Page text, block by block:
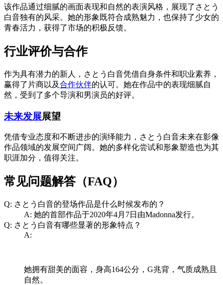
该作品通过细腻的画面表现和自然的表演风格，展现了さとう
白音独有的风采。她的形象既符合成熟魅力，也保持了少女的
青春活力，获得了市场的积极反馈。
行业评价与合作
作为具有潜力的新人，さとう白音凭借自身条件和职业素养，
赢得了片商以及合作伙伴的认可。她在作品中的表现细腻自
然，受到了多个导演和男演员的好评。
未来发展展望
凭借专业态度和不断进步的演绎能力，さとう白音未来在影像
作品领域的发展空间广阔。她的多样化尝试和形象塑造也为其
职涯加分，值得关注。
常见问题解答（FAQ）
Q: さとう白音的登场作品是什么时候发布的？
A: 她的首部作品于2020年4月7日由Madonna发行。
Q: さとう白音有哪些显著的形象特点？
A:
她拥有甜美的面容，身高164公分，G兆背，气质成熟且
自然。